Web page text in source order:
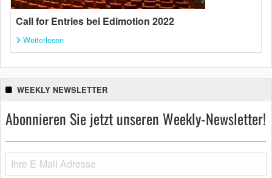
Call for Entries bei Edimotion 2022
Weiterlesen
WEEKLY NEWSLETTER
Abonnieren Sie jetzt unseren Weekly-Newsletter!